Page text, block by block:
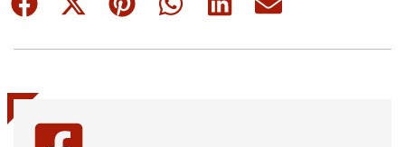
Share
Share
(Twitter)
Share
Share
Share
Share